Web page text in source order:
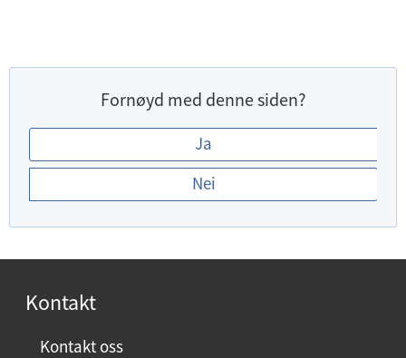
Fornøyd med denne siden?
E
r
o
n
Ja
Nei
Kontakt
Kontakt oss